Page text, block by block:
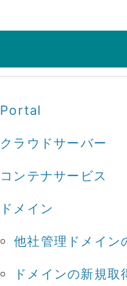
Portal
クラウドサーバー
コンテナサービス
ドメイン
他社管理ドメイン
ドメインの新規取